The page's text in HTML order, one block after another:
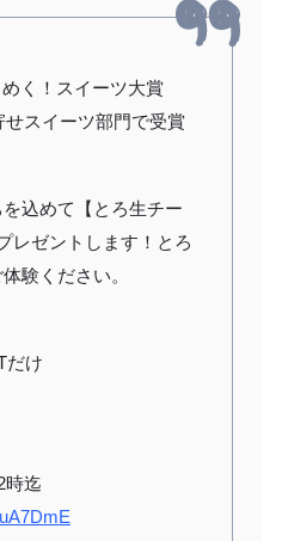
く！スイーツ大賞
せスイーツ部門で受賞
込めて【とろ生チー
レゼントします！とろ
験ください。
だけ
時迄